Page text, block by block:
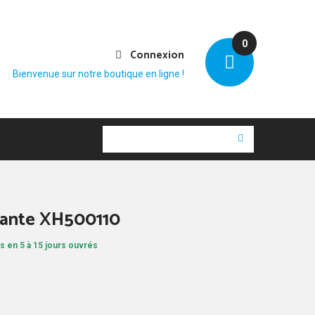
0
Connexion
Bienvenue sur notre boutique en ligne !
XH500110
en 5 à 15 jours ouvrés